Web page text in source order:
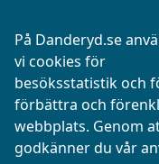
På Danderyd.se
vi cookies för
besöksstatistik och
förbättra och
webbplats. Genom
godkänner du vår